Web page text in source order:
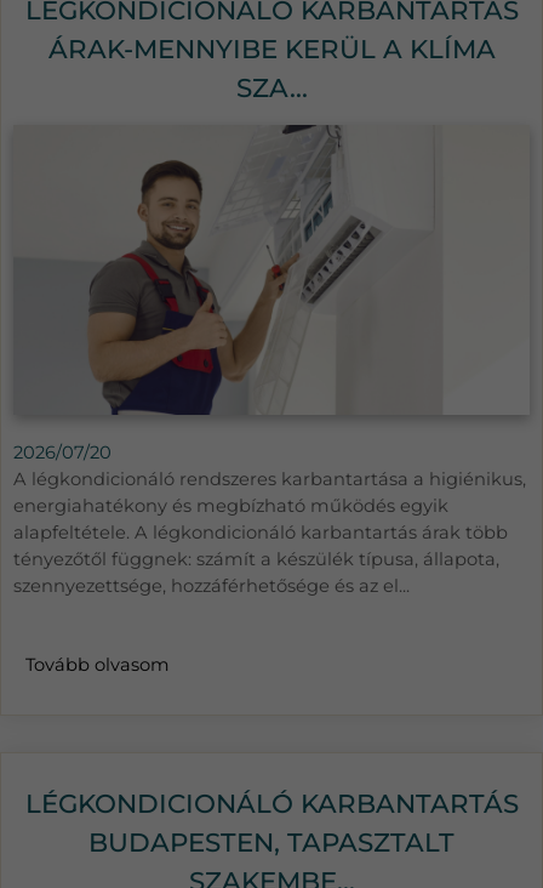
LÉGKONDICIONÁLÓ KARBANTARTÁS
ÁRAK-MENNYIBE KERÜL A KLÍMA
SZA...
2026/07/20
A légkondicionáló rendszeres karbantartása a higiénikus,
energiahatékony és megbízható működés egyik
alapfeltétele. A légkondicionáló karbantartás árak több
tényezőtől függnek: számít a készülék típusa, állapota,
szennyezettsége, hozzáférhetősége és az el...
Tovább olvasom
LÉGKONDICIONÁLÓ KARBANTARTÁS
BUDAPESTEN, TAPASZTALT
SZAKEMBE...